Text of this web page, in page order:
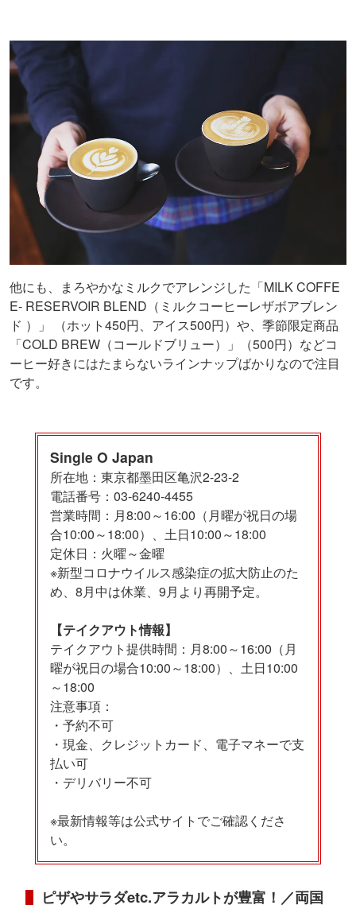
他にも、まろやかなミルクでアレンジした「MILK COFFE
E- RESERVOIR BLEND（ミルクコーヒーレザボアブレン
ド ）」 （ホット450円、アイス500円）や、季節限定商品
「COLD BREW（コールドブリュー）」（500円）などコ
ーヒー好きにはたまらないラインナップばかりなので注目
です。
Single O Japan
所在地：東京都墨田区亀沢2-23-2
電話番号：03-6240-4455
営業時間：月8:00～16:00（月曜が祝日の場
合10:00～18:00）、土日10:00～18:00
定休日：火曜～金曜
※新型コロナウイルス感染症の拡大防止のた
め、8月中は休業、9月より再開予定。
【テイクアウト情報】
テイクアウト提供時間：月8:00～16:00（月
曜が祝日の場合10:00～18:00）、土日10:00
～18:00
注意事項：
・予約不可
・現金、クレジットカード、電子マネーで支
払い可
・デリバリー不可
※最新情報等は公式サイトでご確認くださ
い。
ピザやサラダetc.アラカルトが豊富！／両国